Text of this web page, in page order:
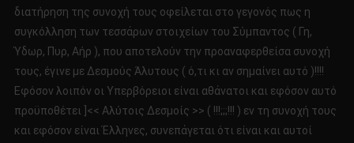
διατήρηση της συνοχή τους οφείλεται στο γεγονός πως η
συγκόλληση των τεσσάρων στοιχείων του Σύμπαντος ( Γη,
Ύδωρ, Πυρ, Αήρ ), που αποτελούν την προαναφερθείσα συνοχή
τους, έγινε με Δεσμούς Άλυτους ( ό,τι κι αν σημαίνει αυτό )!!!!
Εφόσον λοιπόν οι Υπερβόρειοι είναι αθάνατοι και εφόσον αυτό
προϋποθέτει ]<< Αλύτοις Δεσμοίς >> ( !!!;;;!!! ) εν τη συνοχή τους
και εφόσον είναι Έλληνες, συνεπάγεται ότι είναι και αυτοί